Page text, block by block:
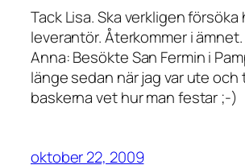
Tack Lisa. Ska verkligen
leverantör. Återkommer i ämnet.
Anna: Besökte San Fermin i
länge sedan när jag var ute
baskerna vet hur man festar ;-)
oktober 22, 2009